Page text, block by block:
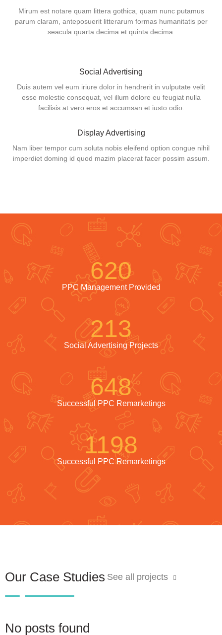
Mirum est notare quam littera gothica, quam nunc putamus
parum claram, anteposuerit litterarum formas humanitatis per
seacula quarta decima et quinta decima.
Social Advertising
Duis autem vel eum iriure dolor in hendrerit in vulputate velit
esse molestie consequat, vel illum dolore eu feugiat nulla
facilisis at vero eros et accumsan et iusto odio.
Display Advertising
Nam liber tempor cum soluta nobis eleifend option congue nihil
imperdiet doming id quod mazim placerat facer possim assum.
620
PPC Management Provided
213
Social Advertising Projects
648
Successful PPC Remarketings
1198
Successful PPC Remarketings
Our Case Studies See all projects
No posts found